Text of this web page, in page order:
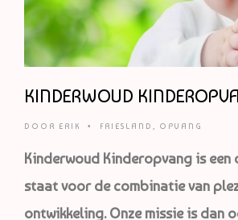
KINDERWOUD
DOOR ERIK • FRIESLAND OPVANG
Kinderwoud Kinderopvang is
staat voor de combinatie van
ontwikkeling. Onze missie is dan